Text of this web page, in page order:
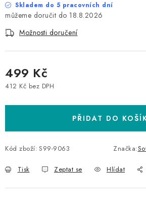
Skladem do 5 pracovních dní
18.8.2026
Možnosti doručení
499 Kč
412 Kč bez DPH
PŘIDAT DO
Kód zboží: S99-9063 Značka:
Tisk Zeptat se Hlídat